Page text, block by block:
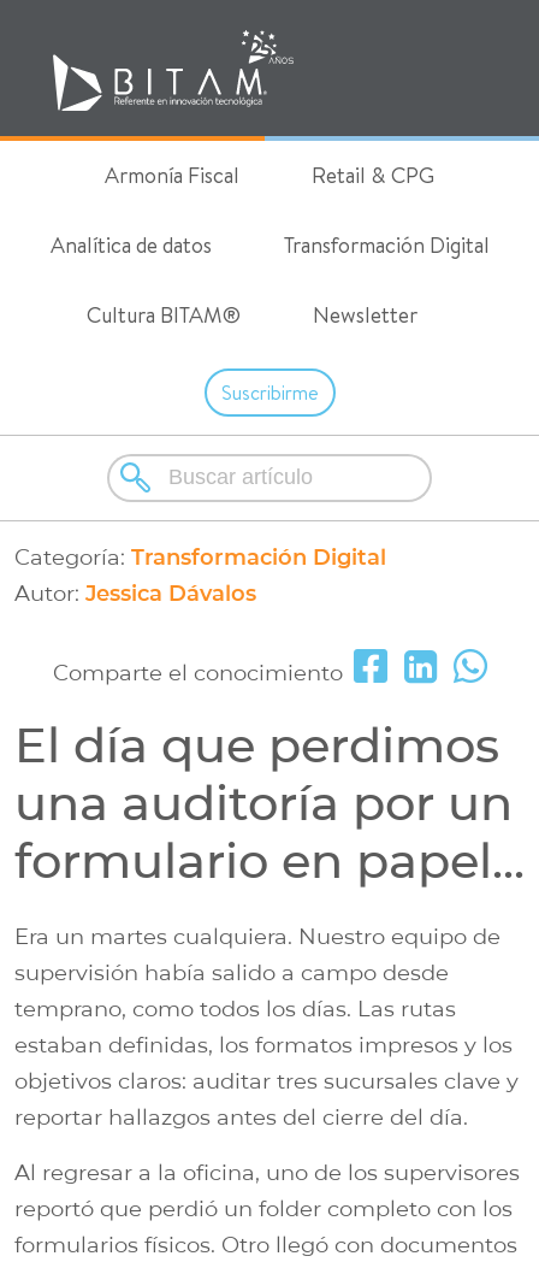
Armonía Fiscal Retail & CPG
Analítica de datos Transformación Digital
Cultura BITAM® Newsletter
Suscribirme
Categoría: Transformación Digital
Autor: Jessica Dávalos
Comparte el conocimiento
El día que perdimos
una auditoría por un
formulario en papel...
Era un martes cualquiera. Nuestro equipo de
supervisión había salido a campo desde
temprano, como todos los días. Las rutas
estaban definidas, los formatos impresos y los
objetivos claros: auditar tres sucursales clave y
reportar hallazgos antes del cierre del día.
Al regresar a la oficina, uno de los supervisores
reportó que perdió un folder completo con los
formularios físicos. Otro llegó con documentos